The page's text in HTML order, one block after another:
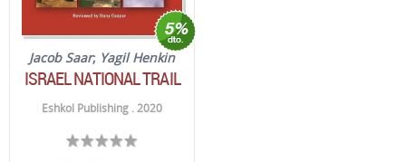
Jacob Saar; Yagil Henkin
ISRAEL NATIONAL TRAIL
Eshkol Publishing . 2020